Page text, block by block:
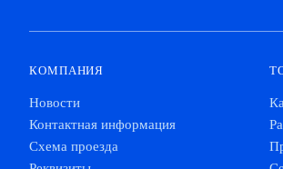
КОМПАНИЯ
Новости
Контактная информация
Схема проезда